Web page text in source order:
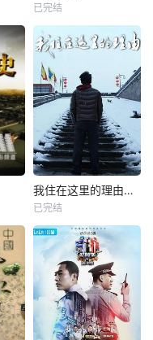
已完结
我住在这里的理由第三季
已完结